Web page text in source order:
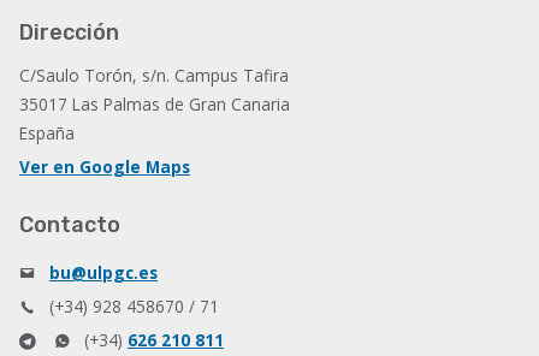
Dirección
C/Saulo Torón, s/n. Campus Tafira
35017 Las Palmas de Gran Canaria
España
Ver en Google Maps
Contacto
bu@ulpgc.es
(+34) 928 458670 / 71
(+34) 626 210 811